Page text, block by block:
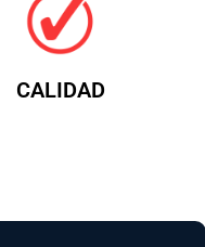
CALIDAD